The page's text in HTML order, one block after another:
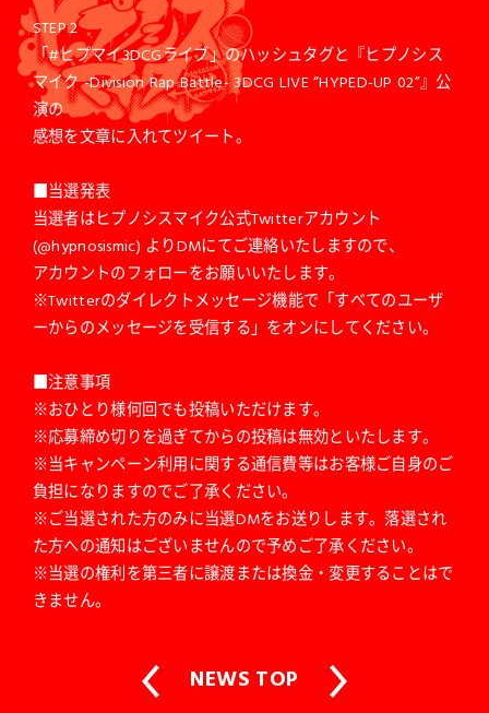
STEP.2
「#ヒプマイ3DCGライブ」のハッシュタグと『ヒプノシス
マイク -Division Rap Battle- 3DCG LIVE “HYPED-UP 02”』公
演の
感想を文章に入れてツイート。
■当選発表
当選者はヒプノシスマイク公式Twitterアカウント
(@hypnosismic) よりDMにてご連絡いたしますので、
アカウントのフォローをお願いいたします。
※Twitterのダイレクトメッセージ機能で「すべてのユーザ
ーからのメッセージを受信する」をオンにしてください。
■注意事項
※おひとり様何回でも投稿いただけます。
※応募締め切りを過ぎてからの投稿は無効といたします。
※当キャンペーン利用に関する通信費等はお客様ご自身のご
負担になりますのでご了承ください。
※ご当選された方のみに当選DMをお送りします。落選され
た方への通知はございませんので予めご了承ください。
※当選の権利を第三者に譲渡または換金・変更することはで
きません。
NEWS TOP